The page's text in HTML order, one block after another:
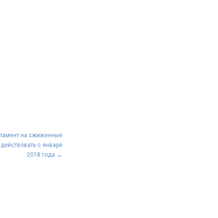
на сжиженные
с января
2018 года →